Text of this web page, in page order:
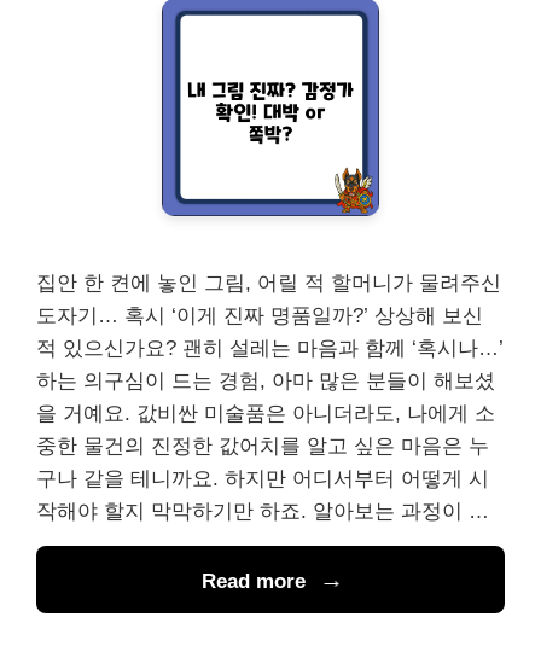
집안 한 켠에 놓인 그림, 어릴 적 할머니가 물려주신
도자기… 혹시 ‘이게 진짜 명품일까?’ 상상해 보신
적 있으신가요? 괜히 설레는 마음과 함께 ‘혹시나…’
하는 의구심이 드는 경험, 아마 많은 분들이 해보셨
을 거예요. 값비싼 미술품은 아니더라도, 나에게 소
중한 물건의 진정한 값어치를 알고 싶은 마음은 누
구나 같을 테니까요. 하지만 어디서부터 어떻게 시
작해야 할지 막막하기만 하죠. 알아보는 과정이 …
Read more